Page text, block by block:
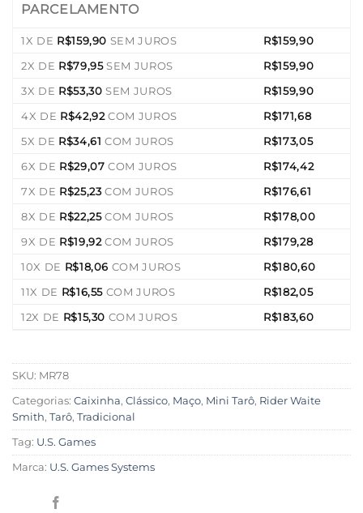
PARCELAMENTO
1X DE R$159,90 SEM JUROS R$159,90
2X DE R$79,95SEM JUROS R$159,90
3X DE R$53,30 SEM JUROS R$159,90
4X DE R$42,92COM JUROS R$171,68
5X DE R$34,61 COM JUROS R$173,05
6X DE R$29,07 COM JUROS R$174,42
7X DE R$25,23COM JUROS R$176,61
8X DE R$22,25COM JUROS R$178,00
9X DE R$19,92COM JUROS R$179,28
10X DE R$18,06 COM JUROS R$180,60
11X DE R$16,55 COM JUROS R$182,05
12X DE R$15,30 COM JUROS R$183,60
SKU: MR78
Categorias: Caixinha, Clássico, Maço, Mini Tarô, Rider Waite
Smith, Tarô, Tradicional
Tag: U.S. Games
Marca: U.S. Games Systems